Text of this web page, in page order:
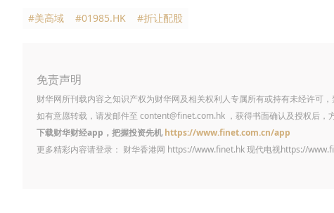
#美高域 #01985.HK #折让配股
免责声明
财华网所刊载内容之知识产权为财华网及相关权利人专属所有或持有未经许可
如有意愿转载，请发邮件至 content@finet.com.hk ，获得书面确认及授权后，
下载财华财经app，把握投资先机 https://www.finet.com.cn/app
更多精彩内容请登录： 财华香港网 https://www.finet.hk现代电视https://